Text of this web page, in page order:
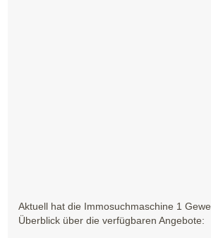
Aktuell hat die Immosuchmaschine 1
Überblick über die verfügbaren Angebote: